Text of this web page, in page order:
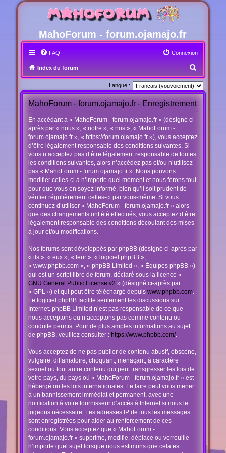
MahoForum - forum.ojamajo.fr
FAQ Connexion
Index du forum
e
c
Langue :
MahoForum - forum.ojamajo.fr - Enregistrement
En accédant à « MahoForum - forum.ojamajo.fr » (désigné ci-
après par « nous », « notre », « nos », « MahoForum -
forum.ojamajo.fr », « https://forum.ojamajo.fr »), vous acceptez
d’être légalement responsable des conditions suivantes. Si
vous n’acceptez pas d’être légalement responsable de toutes
les conditions suivantes, alors n’accédez pas et/ou n’utilisez
pas « MahoForum - forum.ojamajo.fr ». Nous pouvons
modifier celles-ci à n’importe quel moment et nous ferons tout
pour que vous en soyez informé, bien qu’il soit prudent de
vérifier régulièrement celles-ci par vous-même. Si vous
continuez d’utiliser « MahoForum - forum.ojamajo.fr » alors
que des changements ont été effectués, vous acceptez d’être
légalement responsable des conditions découlant des mises
à jour et/ou modifications.
Nos forums sont développés par phpBB (désigné ci-après par
« ils », « eux », « leur », « logiciel phpBB »,
« www.phpbb.com », « phpBB Limited », « Équipes phpBB »)
qui est un script libre de forum, déclaré sous la licence «
GNU General Public License v2 » (désigné ci-après par
« GPL ») et qui peut être téléchargé depuis www.phpbb.com.
Le logiciel phpBB facilite seulement les discussions sur
Internet. phpBB Limited n’est pas responsable de ce que
nous acceptons ou n’acceptons pas comme contenu ou
conduite permis. Pour de plus amples informations au sujet
de phpBB, veuillez consulter : https://www.phpbb.com/.
Vous acceptez de ne pas publier de contenu abusif, obscène,
vulgaire, diffamatoire, choquant, menaçant, à caractère
sexuel ou tout autre contenu qui peut transgresser les lois de
votre pays, du pays où « MahoForum - forum.ojamajo.fr » est
hébergé ou les lois internationales. Le faire peut vous mener
à un bannissement immédiat et permanent, avec une
notification à votre fournisseur d’accès à Internet si nous le
jugeons nécessaire. Les adresses IP de tous les messages
sont enregistrées pour aider au renforcement de ces
conditions. Vous acceptez que « MahoForum -
forum.ojamajo.fr » supprime, modifie, déplace ou verrouille
n’importe quel sujet lorsque nous estimons que cela est